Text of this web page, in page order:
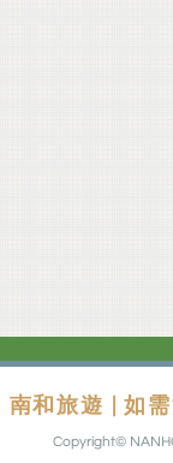
南和旅遊 | 如
Copyright©